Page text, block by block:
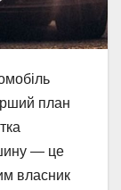
план
— це
власник